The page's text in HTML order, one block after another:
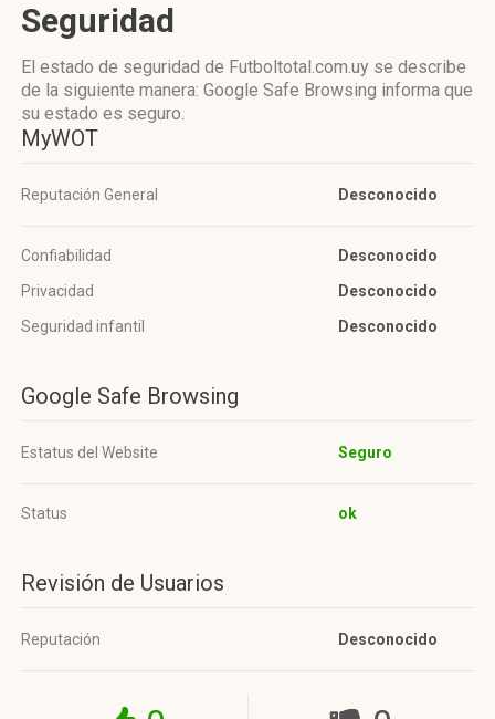
Seguridad
El estado de seguridad de Futboltotal.com.uy se describe
de la siguiente manera: Google Safe Browsing informa que
su estado es seguro.
MyWOT
Reputación General Desconocido
Confiabilidad
Desconocido
Privacidad
Desconocido
Seguridad infantil
Desconocido
Google Safe Browsing
Estatus del Website Seguro
Status ok
Revisión de Usuarios
Reputación Desconocido